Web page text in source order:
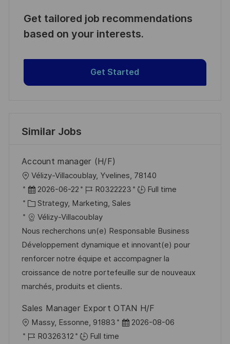
Get tailored job recommendations
based on your interests.
Get Started
Similar Jobs
Account manager (H/F)
L
o
c
a
t
i
o
n
Vélizy-Villacoublay, Yvelines, 78140
P
o
s
t
e
d
D
a
e
2026-06-22
J
o
b
I
d
R0322223
Full time
C
a
t
e
g
o
r
Strategy, Marketing, Sales
Vélizy-Villacoublay
Nous recherchons un(e) Responsable Business
Développement dynamique et innovant(e) pour
renforcer notre équipe et accompagner la
croissance de notre portefeuille sur de nouveaux
marchés, produits et clients.
Sales Manager Export OTAN H/F
L
o
Massy, Essonne, 91883
P
2026-08-06
J
R0326312
Full time